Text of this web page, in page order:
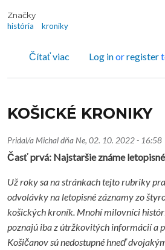
Značky
história
kroniky
Čítať viaco KOŠICKÉ KRONIKY
Log inorregister
KOŠICKÉ KRONIKY
Pridal/a Michaldňa Ne, 02. 10. 2022 - 16:58
Časť prvá: Najstaršie známe
Už roky sa na stránkach tejto rubriky
odvolávky na letopisné záznamy zo
košických kroník. Mnohí milovníci
poznajú iba z útržkovitých informácií a
Košičanov sú nedostupné hneď